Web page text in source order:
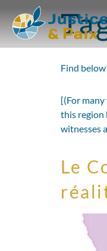
Find
[(For
this region
witnesses
Le